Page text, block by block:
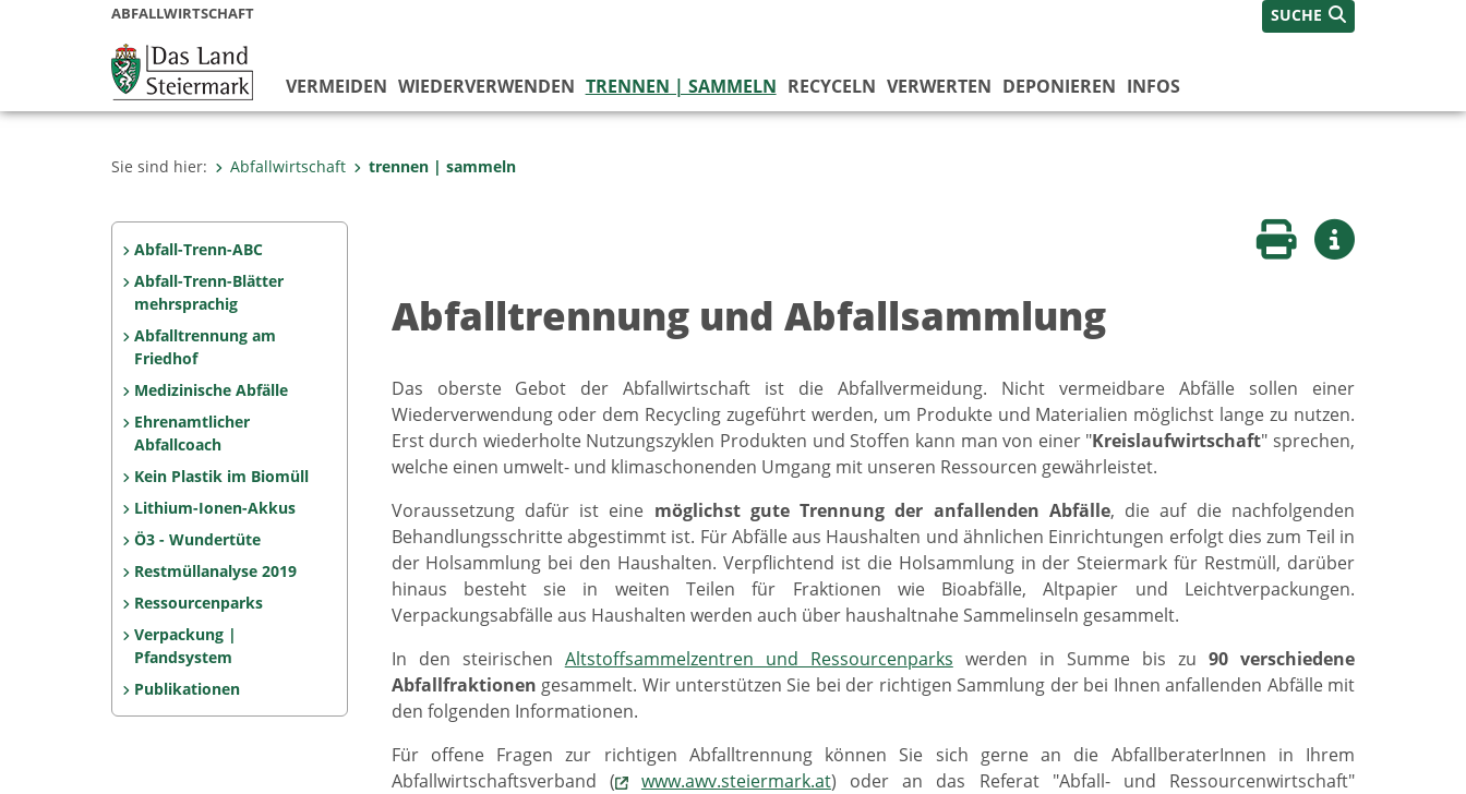
ABFALLWIRTSCHAFT SUCHE
VERMEIDEN WIEDERVERWENDEN TRENNEN | SAMMELN RECYCELN VERWERTEN DEPONIEREN INFOS
Sie sind hier: Abfallwirtschaft trennen | sammeln
Abfall-Trenn-ABC
Abfall-Trenn-Blätter
mehrsprachig
Abfalltrennung am
Friedhof
Medizinische Abfälle
Ehrenamtlicher
Abfallcoach
Kein Plastik im Biomüll
Lithium-Ionen-Akkus
Ö3 - Wundertüte
Restmüllanalyse 2019
Ressourcenparks
Verpackung |
Pfandsystem
Publikationen
Seite druckenWeitere Infos
Abfalltrennung und Abfallsammlung
Das oberste Gebot der Abfallwirtschaft ist die Abfallvermeidung. Nicht vermeidbare Abfälle sollen einer
Wiederverwendung oder dem Recycling zugeführt werden, um Produkte und Materialien möglichst lange zu nutzen.
Erst durch wiederholte Nutzungszyklen Produkten und Stoffen kann man von einer "Kreislaufwirtschaft" sprechen,
welche einen umwelt- und klimaschonenden Umgang mit unseren Ressourcen gewährleistet.
Voraussetzung dafür ist eine möglichst gute Trennung der anfallenden Abfälle, die auf die nachfolgenden
Behandlungsschritte abgestimmt ist. Für Abfälle aus Haushalten und ähnlichen Einrichtungen erfolgt dies zum Teil in
der Holsammlung bei den Haushalten. Verpflichtend ist die Holsammlung in der Steiermark für Restmüll, darüber
hinaus besteht sie in weiten Teilen für Fraktionen wie Bioabfälle, Altpapier und Leichtverpackungen.
Verpackungsabfälle aus Haushalten werden auch über haushaltnahe Sammelinseln gesammelt.
In den steirischen Altstoffsammelzentren und Ressourcenparks werden in Summe bis zu 90 verschiedene
Abfallfraktionen gesammelt. Wir unterstützen Sie bei der richtigen Sammlung der bei Ihnen anfallenden Abfälle mit
den folgenden Informationen.
Für offene Fragen zur richtigen Abfalltrennung können Sie sich gerne an die AbfallberaterInnen in Ihrem
Abfallwirtschaftsverband (
www.awv.steiermark.at) oder an das Referat "Abfall- und Ressourcenwirtschaft"